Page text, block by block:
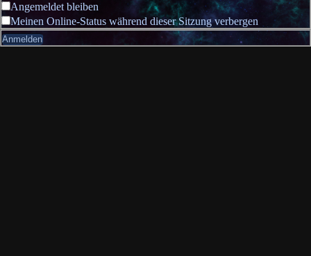
Angemeldet bleiben
Meinen Online-Status während dieser Sitzung verbergen